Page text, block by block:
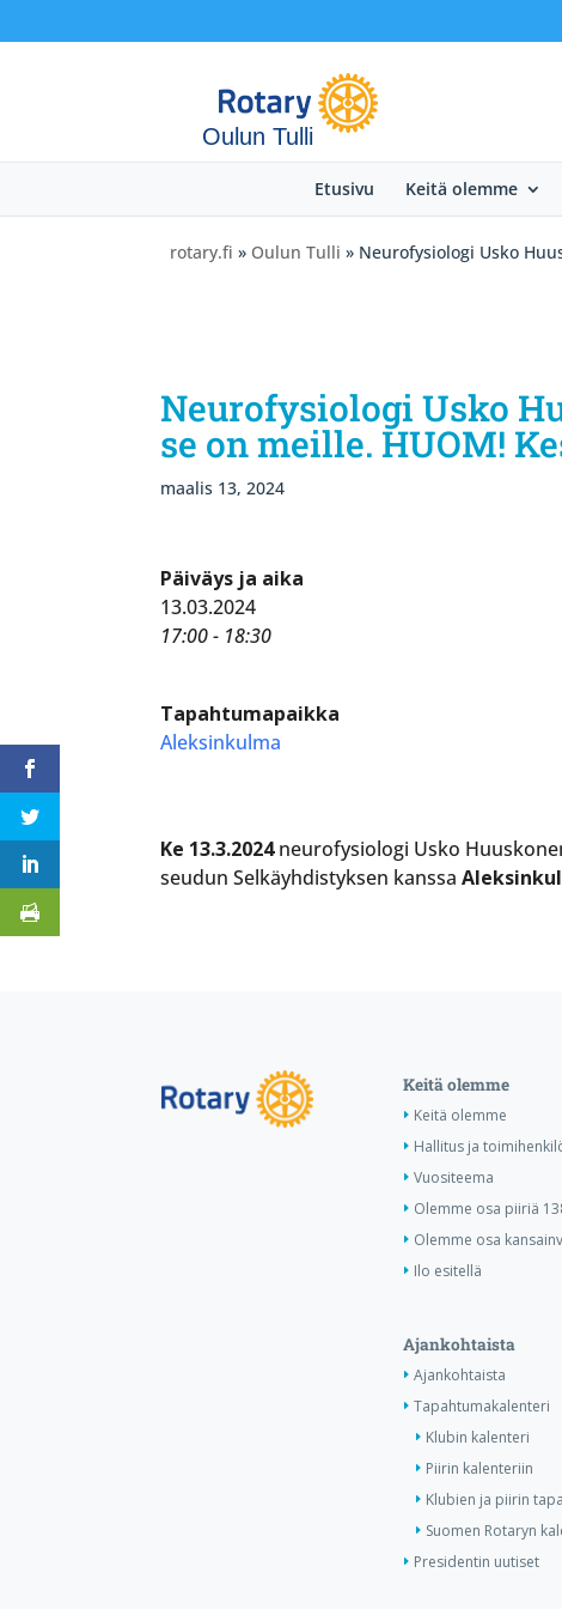
Oulun Tulli
Etusivu Keitä olemme
rotary.fi » Oulun Tulli » Neurofysiologi Usko
Neurofysiologi Usko
se on meille. HUOM!
maalis 13, 2024
Päiväys ja aika
13.03.2024
17:00 - 18:30
Tapahtumapaikka
Aleksinkulma
Ke 13.3.2024neurofysiologi Usko
seudun Selkäyhdistyksen kanssa
Keitä olemme
Keitä olemme
Hallitus ja
Vuositeema
Olemme osa piiriä
Olemme osa
Ilo esitellä
Ajankohtaista
Ajankohtaista
Tapahtumakalenteri
Klubin kalenteri
Piirin kalenteriin
Klubien ja piirin
Suomen Rotaryn
Presidentin uutiset